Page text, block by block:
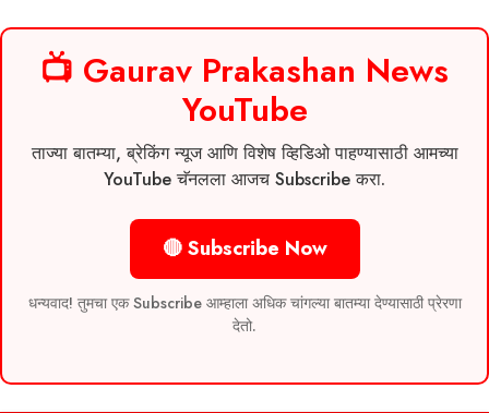
📺 Gaurav Prakashan News
YouTube
ताज्या बातम्या, ब्रेकिंग न्यूज आणि विशेष व्हिडिओ पाहण्यासाठी आमच्या
YouTube चॅनलला आजच Subscribe करा.
🔴 Subscribe Now
धन्यवाद! तुमचा एक Subscribe आम्हाला अधिक चांगल्या बातम्या देण्यासाठी प्रेरणा
देतो.